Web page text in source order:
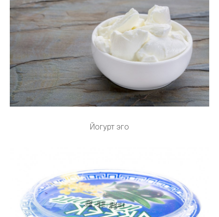
Йогурт эго